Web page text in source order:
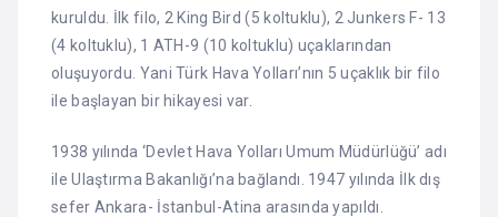
kuruldu. İlk filo, 2 King Bird (5 koltuklu), 2 Junkers F- 13
(4 koltuklu), 1 ATH-9 (10 koltuklu) uçaklarından
oluşuyordu. Yani Türk Hava Yolları’nın 5 uçaklık bir filo
ile başlayan bir hikayesi var.
1938 yılında ‘Devlet Hava Yolları Umum Müdürlüğü’ adı
ile Ulaştırma Bakanlığı’na bağlandı. 1947 yılında İlk dış
sefer Ankara- İstanbul-Atina arasında yapıldı.